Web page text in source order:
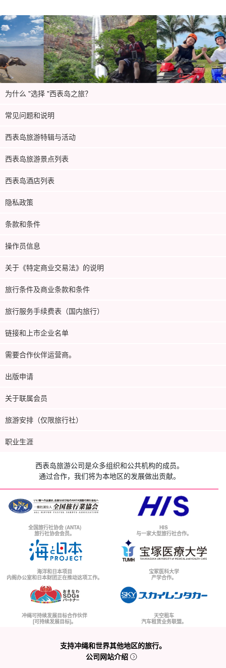
为什么 "选择 "西表岛之旅？
常见问题和说明
西表岛旅游特辑与活动
西表岛旅游景点列表
西表岛酒店列表
隐私政策
条款和条件
操作员信息
关于《特定商业交易法》的说明
旅行条件及商业条款和条件
旅行服务手续费表（国内旅行）
链接和上市企业名单
需要合作伙伴运营商。
出版申请
关于联属会员
旅游安排（仅限旅行社）
职业生涯
西表岛旅游公司是众多组织和公共机构的成员。
通过合作，我们将为本地区的发展做出贡献。
全国旅行社协会 (ANTA)
旅行社协会会员。
HIS
与一家大型旅行社合作。
海洋和日本项目
内阁办公室和日本财团正在推动这项工作。
宝冢医科大学
产学合作。
冲绳可持续发展目标合作伙伴
[可持续发展目标]。
天空租车
汽车租赁业务联盟。
支持冲绳和世界其他地区的旅行。
公司网站介绍